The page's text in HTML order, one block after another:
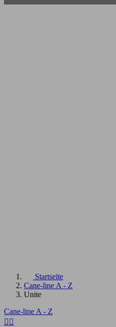
Startseite
Cane-line A - Z
Unite
Cane-line A - Z
 